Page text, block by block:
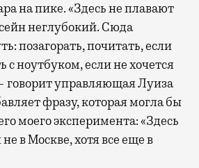
на пике. «Здесь не плавают
неглубокий. Сюда
позагорать, почитать, если
с ноутбуком, если не хочется
говорит управляющая Луиза
фразу, которая могла бы
моего эксперимента: «Здесь
в Москве, хотя все еще в